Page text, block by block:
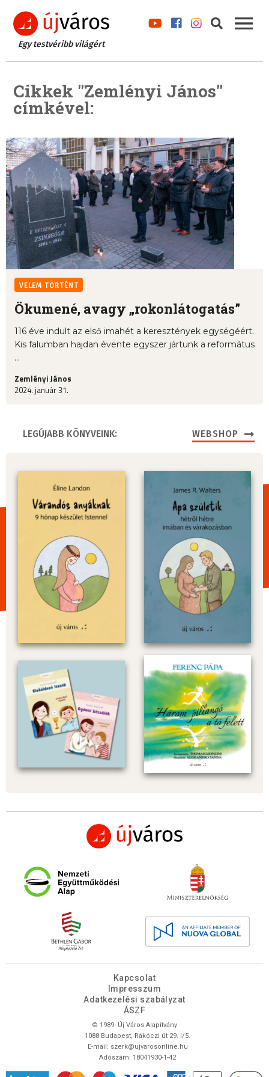
Egy testvéribb világért
Cikkek "Zemlényi János"
címkével:
VELEM TÖRTÉNT
Ökumené, avagy „rokonlátogatás”
116 éve indult az első imahét a keresztények egységéért.
Kis falumban hajdan évente egyszer jártunk a református
...
Zemlényi János
2024. január 31.
LEGÚJABB KÖNYVEINK: WEBSHOP
Kapcsolat
Impresszum
Adatkezelési szabályzat
ÁSZF
© 1989- Új Város Alapítvány
1088 Budapest, Rákóczi út 29. I/5.
E-mail: szerk@ujvarosonline.hu
Adószám: 18041930-1-42